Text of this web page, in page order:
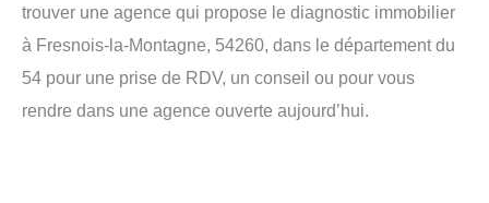
trouver une agence qui propose le diagnostic immobilier
à Fresnois-la-Montagne, 54260, dans le département du
54 pour une prise de RDV, un conseil ou pour vous
rendre dans une agence ouverte aujourd’hui.